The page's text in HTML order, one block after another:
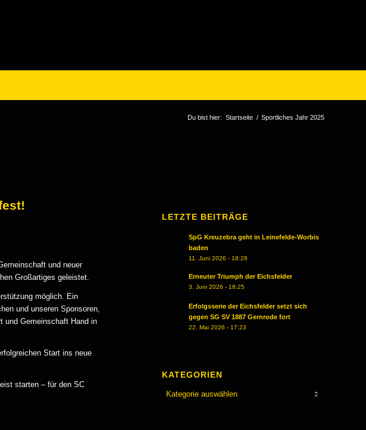
Du bist hier: Startseite / Sportliches Jahr 2025
und neuer
Großartiges geleistet.
möglich. Ein
und unseren Sponsoren,
und Gemeinschaft Hand in
Start ins neue
starten – für den SC
LETZTE BEITRÄGE
SpG Kreuzebra geht in Leinefelde-Worbis
baden
11. Juni 2026 - 18:28
Erneuter Triumph der Eichsfelder
3. Juni 2026 - 18:25
Erfolgsserie der Eichsfelder setzt sich
gegen SG SV 1887 Gernrode fort
22. Mai 2026 - 17:23
KATEGORIEN
Kategorien